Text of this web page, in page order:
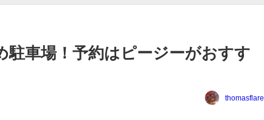
駐車場！予約はピージーがおすす
thomasflare